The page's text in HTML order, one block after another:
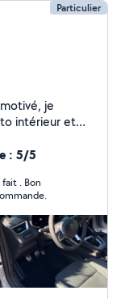
Particulier
je
intérieur et
: 5/5
je vous le recommande.